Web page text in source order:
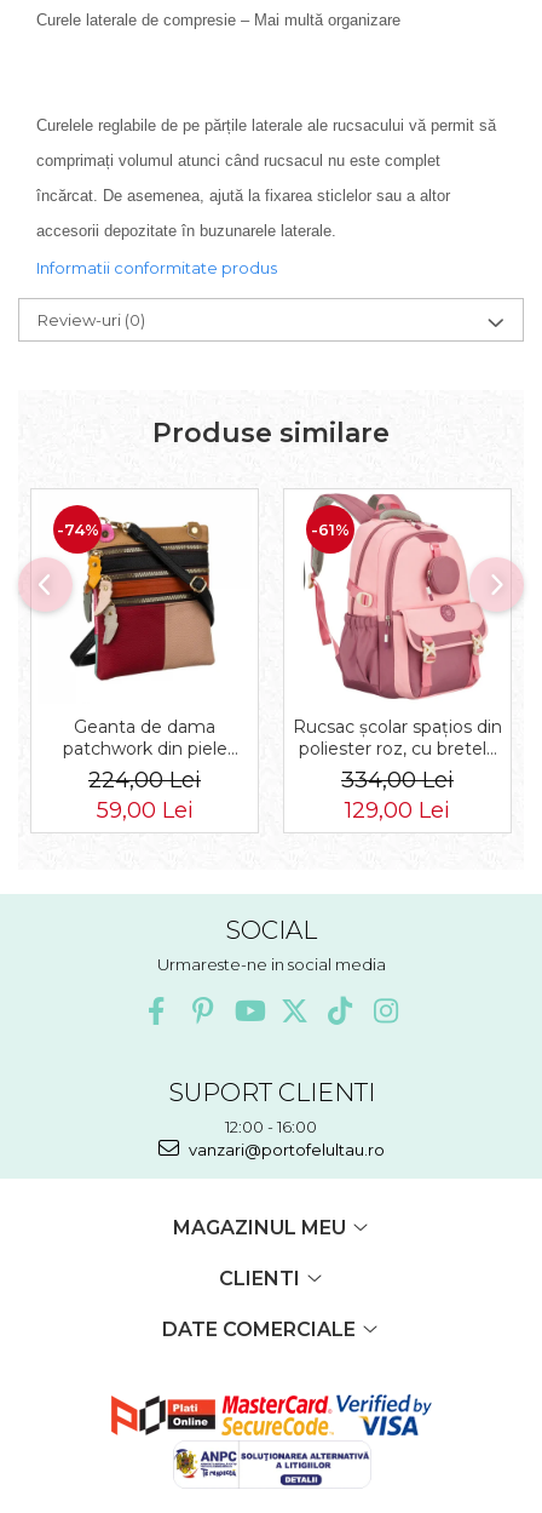
Curele laterale de compresie – Mai multă organizare
Curelele reglabile de pe părțile laterale ale rucsacului vă permit să
comprimați volumul atunci când rucsacul nu este complet
încărcat. De asemenea, ajută la fixarea sticlelor sau a altor
accesorii depozitate în buzunarele laterale.
Informatii conformitate produs
Review-uri (0)
Produse similare
-74%
Geanta de dama
patchwork din piele
naturala PTR-1718-SKL-
6922 MULTI
224,00 Lei
59,00 Lei
-61%
Rucsac școlar spațios din
poliester roz, cu bretele
reglabile - Peterson PTR-
PTN 8610-1327 PINK
334,00 Lei
129,00 Lei
SOCIAL
Urmareste-ne in social media
SUPORT CLIENTI
12:00 - 16:00
vanzari@portofelultau.ro
MAGAZINUL MEU
CLIENTI
DATE COMERCIALE